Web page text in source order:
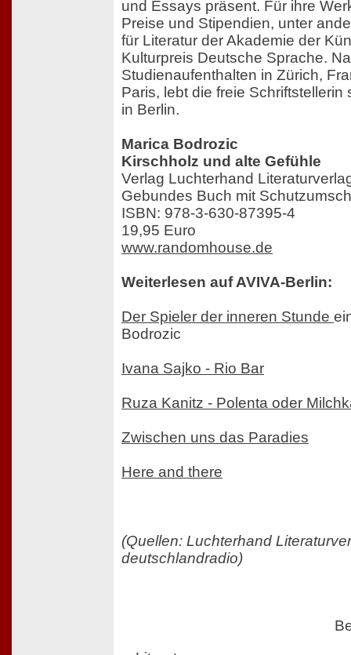
und Essays präsent. Für ihre
Preise und Stipendien, unter
für Literatur der Akademie der
Kulturpreis Deutsche Sprache.
Studienaufenthalten in Zürich,
Paris, lebt die freie
in Berlin.
Marica Bodrozic
Kirschholz und alte Gefühle
Verlag Luchterhand
Gebundes Buch mit
ISBN: 978-3-630-87395-4
19,95 Euro
www.randomhouse.de
Weiterlesen auf AVIVA-Berlin:
Der Spieler der inneren Stunde
Bodrozic
Ivana Sajko - Rio Bar
Ruza Kanitz - Polenta oder
Zwischen uns das Paradies
Here and there
(Quellen: Luchterhand
deutschlandradio)